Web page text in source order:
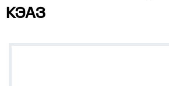
КЭАЗ